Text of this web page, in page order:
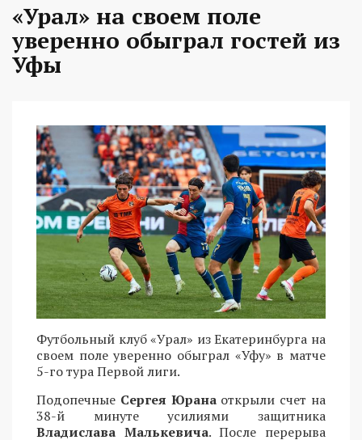
«Урал» на своем поле
уверенно обыграл гостей из
Уфы
Футбольный клуб «Урал» из Екатеринбурга на
своем поле уверенно обыграл «Уфу» в матче
5-го тура Первой лиги.
Подопечные Сергея Юрана открыли счет на
38-й минуте усилиями защитника
Владислава Малькевича. После перерыва